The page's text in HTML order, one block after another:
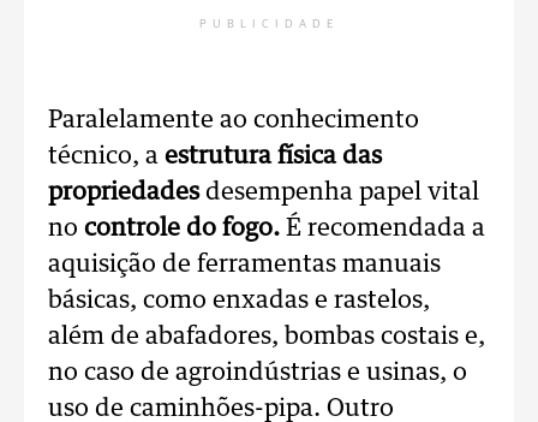
PUBLICIDADE
Paralelamente ao conhecimento
técnico, a estrutura física das
propriedades desempenha papel vital
no controle do fogo. É recomendada a
aquisição de ferramentas manuais
básicas, como enxadas e rastelos,
além de abafadores, bombas costais e,
no caso de agroindústrias e usinas, o
uso de caminhões-pipa. Outro